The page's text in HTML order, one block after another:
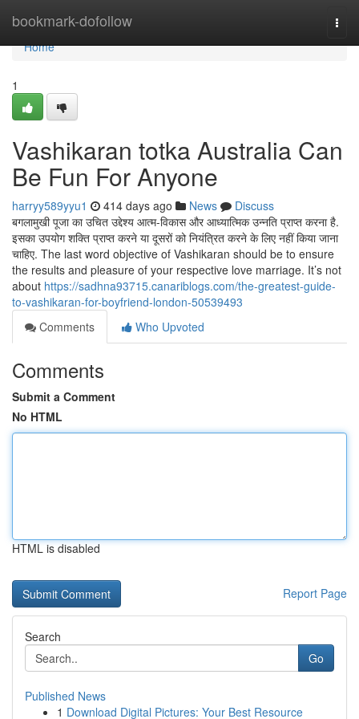
bookmark-dofollow
Home
Home
1
Vashikaran totka Australia Can
Be Fun For Anyone
harryy589yyu1 414 days ago News
Discuss
बगलामुखी पूजा का उचित उद्देश्य आत्म-विकास और आध्यात्मिक उन्नति प्राप्त करना है.
इसका उपयोग शक्ति प्राप्त करने या दूसरों को नियंत्रित करने के लिए नहीं किया जाना
चाहिए. The last word objective of Vashikaran should be to ensure
the results and pleasure of your respective love marriage. It’s not
about https://sadhna93715.canariblogs.com/the-greatest-guide-
to-vashikaran-for-boyfriend-london-50539493
Comments
Who Upvoted
Comments
Submit a Comment
No HTML
HTML is disabled
Report Page
Search
Go
Published News
1 Download Digital Pictures: Your Best Resource